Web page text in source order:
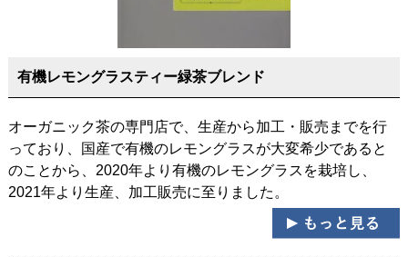
有機レモングラスティー緑茶ブレンド
オーガニック茶の専門店で、生産から加工・販売までを行
っており、国産で有機のレモングラスが大変希少であると
のことから、2020年より有機のレモングラスを栽培し、
2021年より生産、加工販売に至りました。